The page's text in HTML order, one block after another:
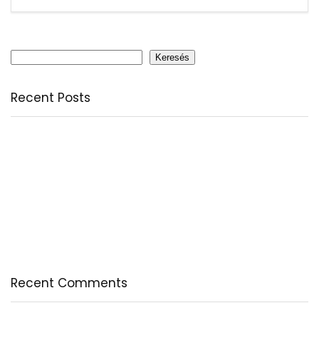
Keresés
Recent Posts
Recent Comments